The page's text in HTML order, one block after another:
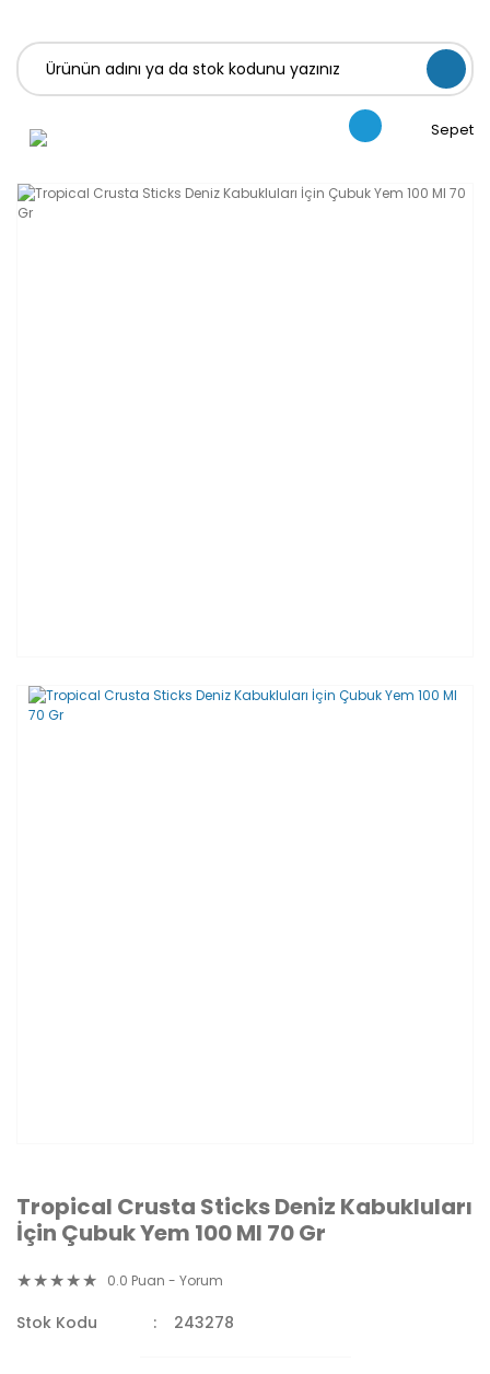
Sepet
Tropical Crusta Sticks Deniz Kabukluları
İçin Çubuk Yem 100 Ml 70 Gr
0.0 Puan - Yorum
Stok Kodu 243278